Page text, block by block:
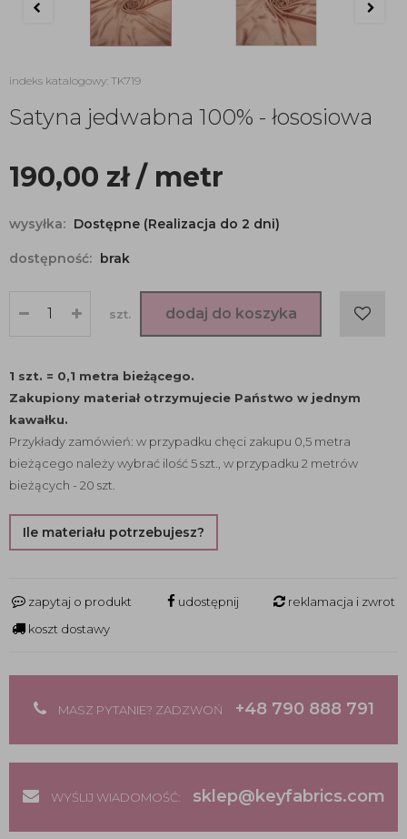
indeks katalogowy: TK719
Satyna jedwabna 100% - łososiowa
190,00 zł/ metr
wysyłka: Dostępne (Realizacja do 2 dni)
dostępność: brak
szt. dodaj do koszyka
1 szt. = 0,1 metra bieżącego.
Zakupiony materiał otrzymujecie Państwo w jednym
kawałku.
Przykłady zamówień: w przypadku chęci zakupu 0,5 metra
bieżącego należy wybrać ilość 5 szt., w przypadku 2 metrów
bieżących - 20 szt.
Ile materiału potrzebujesz?
zapytaj o produkt udostępnij
reklamacja i zwrot
koszt dostawy
MASZ PYTANIE? ZADZWOŃ +48 790 888 791
WYŚLIJ WIADOMOŚĆ: sklep@keyfabrics.com